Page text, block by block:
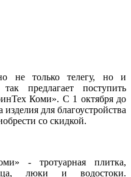
не только телегу, но и
предлагает поступить
Коми». С 1 октября до
для благоустройства
со скидкой.
- тротуарная плитка,
люки и водостоки.